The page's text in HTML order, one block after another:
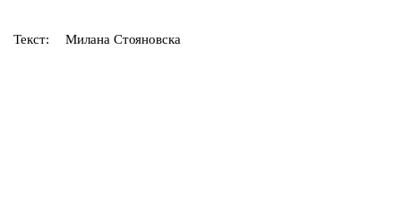
Текст: Милана Стояновска